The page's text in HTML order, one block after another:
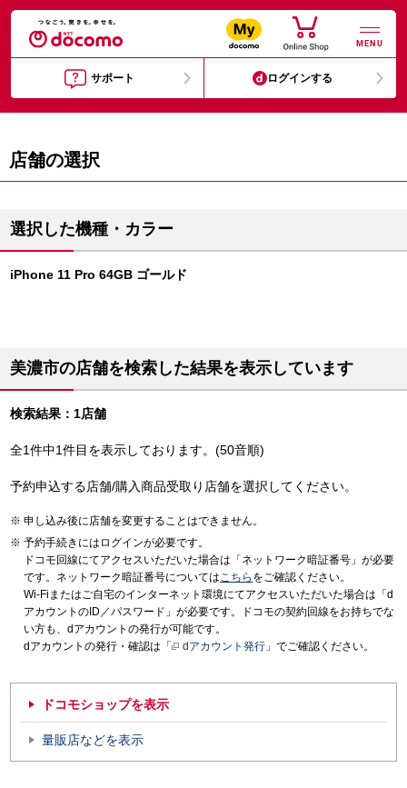
MENU
サポート ログインする
店舗の選択
選択した機種・カラー
iPhone 11 Pro 64GB ゴールド
美濃市の店舗を検索した結果を表示しています
検索結果：1店舗
全1件中1件目を表示しております。(50音順)
予約申込する店舗/購入商品受取り店舗を選択してください。
申し込み後に店舗を変更することはできません。
予約手続きにはログインが必要です。
ドコモ回線にてアクセスいただいた場合は「ネットワーク暗証番号」が必要
です。ネットワーク暗証番号についてはこちら をご確認ください。
Wi-Fiまたはご自宅のインターネット環境にてアクセスいただいた場合は「d
アカウントのID／パスワード」が必要です。ドコモの契約回線をお持ちでな
い方も、dアカウントの発行が可能です。
dアカウントの発行・確認は「
dアカウント発行 」でご確認ください。
ドコモショップを表示
量販店などを表示